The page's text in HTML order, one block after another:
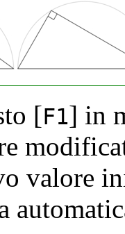
[F1] in
valore